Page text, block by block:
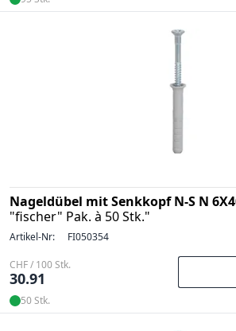
Nageldübel mit Senkkopf N-S N
"fischer" Pak. à 50 Stk."
Artikel-Nr: FI050354
CHF / 100 Stk.
30.91
50 Stk.